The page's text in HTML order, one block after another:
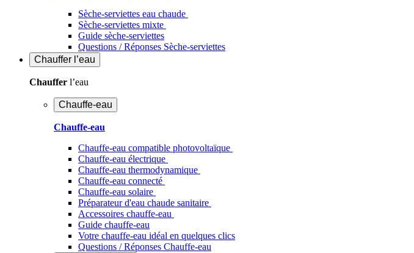
Sèche-serviettes eau chaude
Sèche-serviettes mixte
Guide sèche-serviettes
Questions / Réponses Sèche-serviettes
Chauffer l’eau
Chauffer l’eau
Chauffe-eau
Chauffe-eau
Chauffe-eau compatible photovoltaïque
Chauffe-eau électrique
Chauffe-eau thermodynamique
Chauffe-eau connecté
Chauffe-eau solaire
Préparateur d'eau chaude sanitaire
Accessoires chauffe-eau
Guide chauffe-eau
Votre chauffe-eau idéal en quelques clics
Questions / Réponses Chauffe-eau